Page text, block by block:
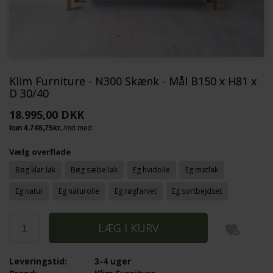
Klim Furniture - N300 Skænk - Mål B150 x H81 x
D 30/40
18.995,00 DKK
Vælg overflade
Bøg klar lak Bøg sæbe lak Eg hvidolie Eg matlak
Eg natur Eg naturolie Eg røgfarvet Eg sortbejdset
3-4 uger
Leveringstid: